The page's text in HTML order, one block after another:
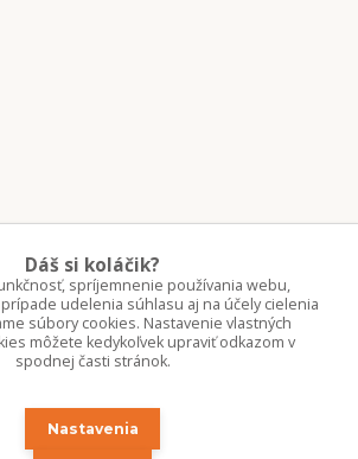
Upravit sběr cookies.
Dáš si koláčik?
spríjemnenie používania webu,
prípade udelenia súhlasu aj na účely cielenia
súbory cookies. Nastavenie vlastných
môžete kedykoľvek upraviť odkazom v
spodnej časti stránok.
Nastavenia